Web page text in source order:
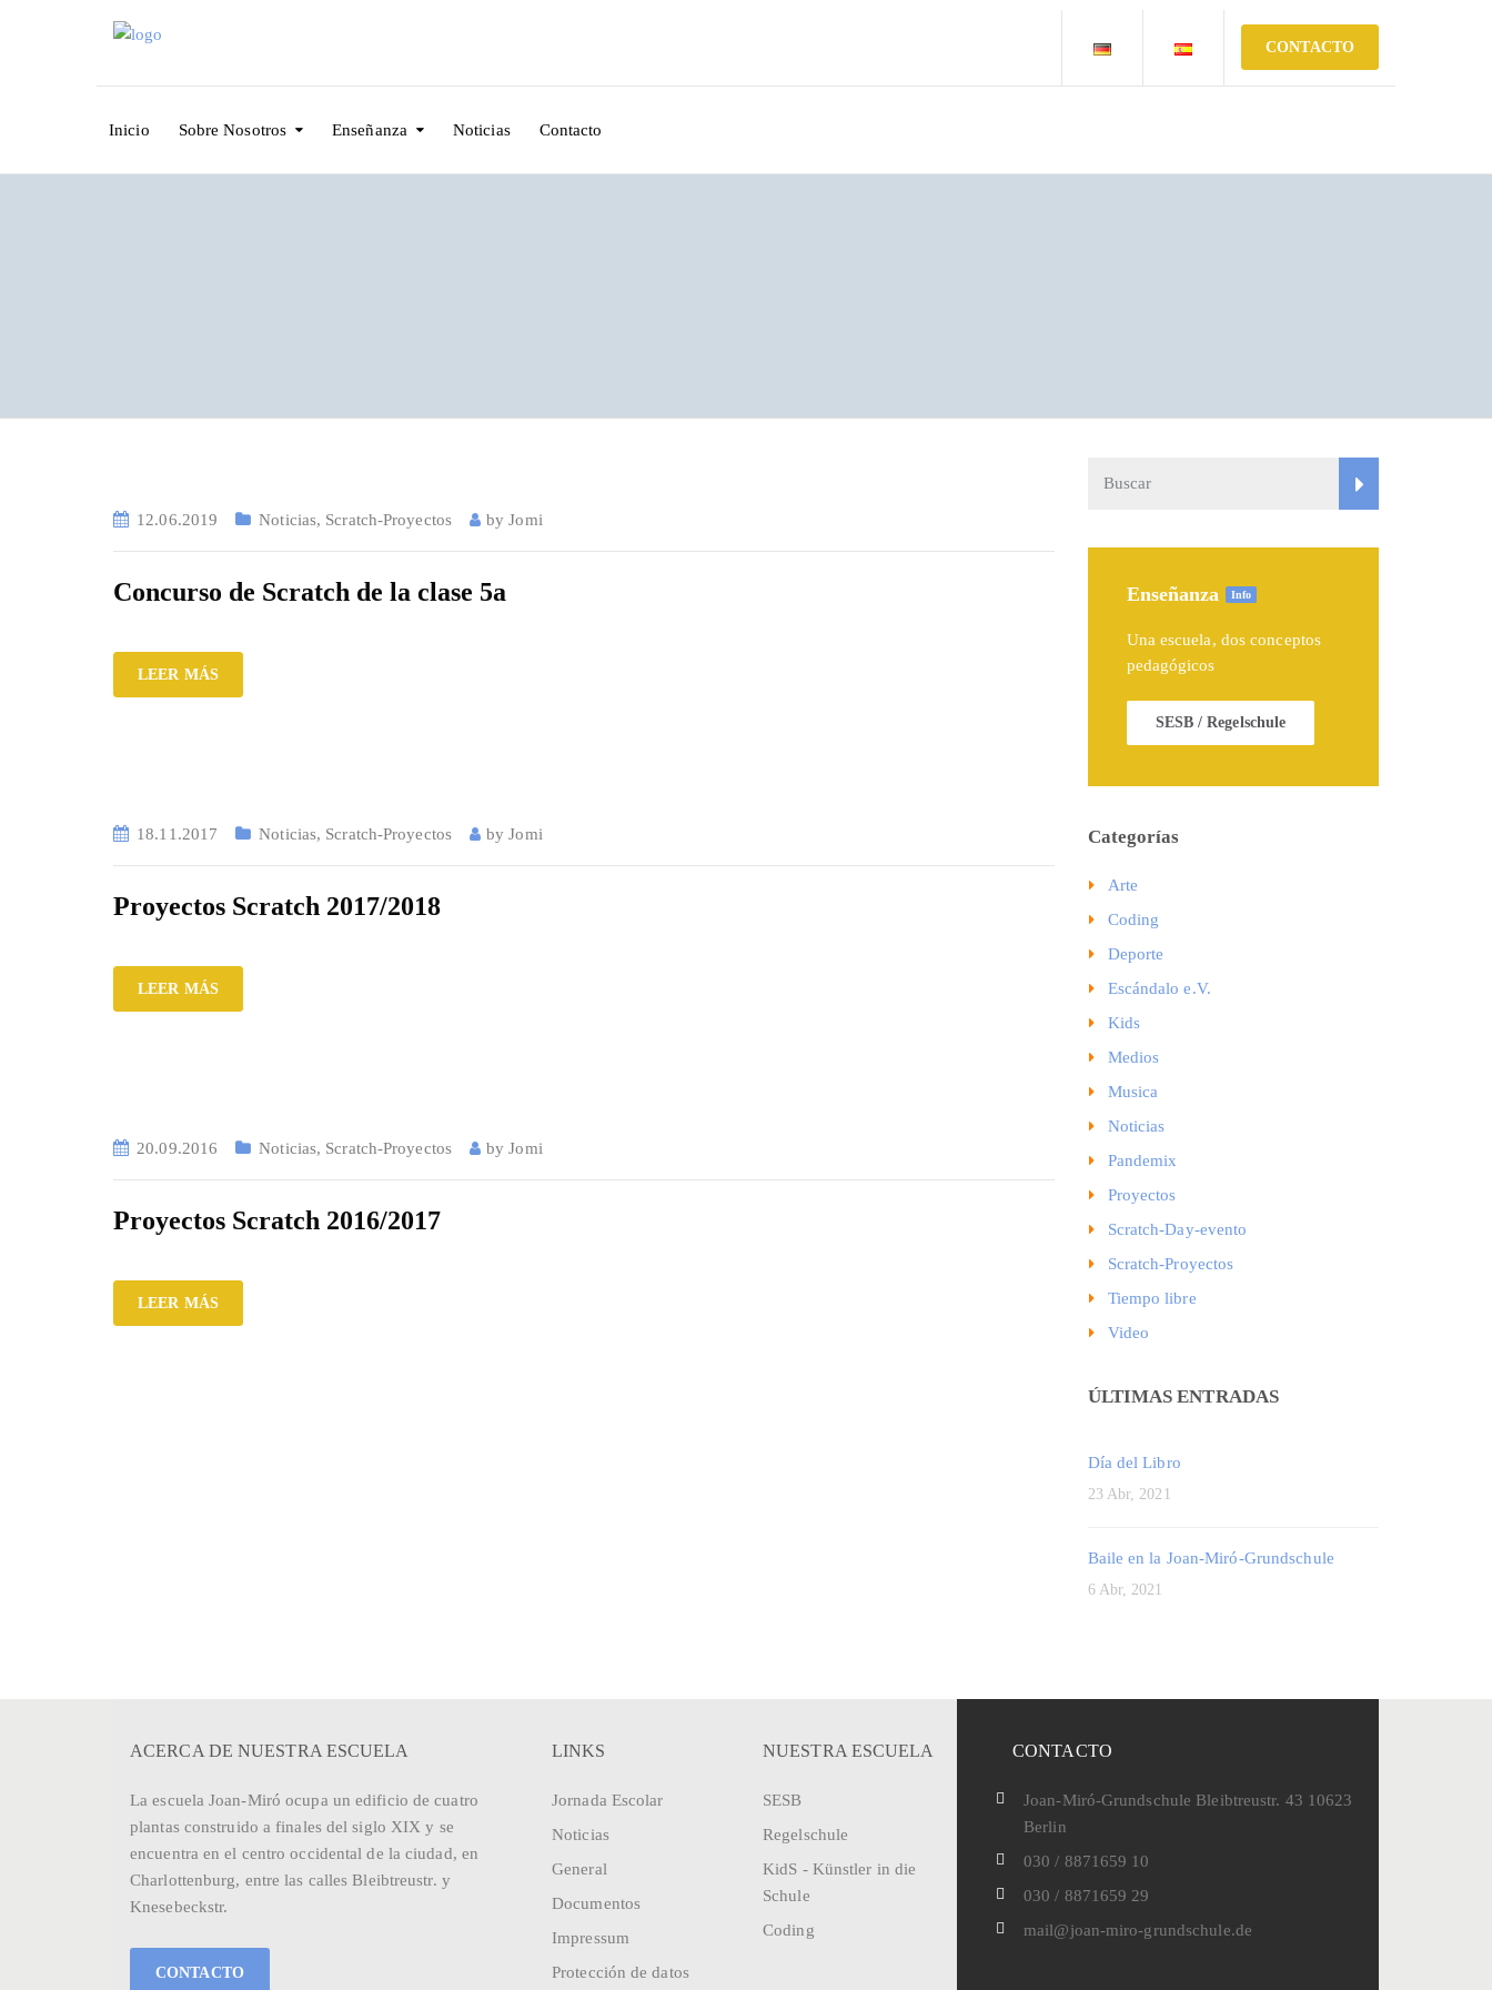
CONTACTO
Inicio Sobre Nosotros Enseñanza Noticias Contacto
12.06.2019 Noticias, Scratch-Proyectos byJomi
Concurso de Scratch de la clase 5a
LEER MÁS
18.11.2017 Noticias, Scratch-Proyectos byJomi
Proyectos Scratch 2017/2018
LEER MÁS
20.09.2016 Noticias, Scratch-Proyectos byJomi
Proyectos Scratch 2016/2017
LEER MÁS
Enseñanza Info
Una escuela, dos conceptos
pedagógicos
SESB / Regelschule
Categorías
Arte
Coding
Deporte
Escándalo e.V.
Kids
Medios
Musica
Noticias
Pandemix
Proyectos
Scratch-Day-evento
Scratch-Proyectos
Tiempo libre
Video
ÚLTIMAS ENTRADAS
Día del Libro
23 Abr, 2021
Baile en la Joan-Miró-Grundschule
6 Abr, 2021
ACERCA DE NUESTRA ESCUELA
La escuela Joan-Miró ocupa un edificio de cuatro
plantas construido a finales del siglo XIX y se
encuentra en el centro occidental de la ciudad, en
Charlottenburg, entre las calles Bleibtreustr. y
Knesebeckstr.
CONTACTO
LINKS
Jornada Escolar
Noticias
General
Documentos
Impressum
Protección de datos
NUESTRA ESCUELA
SESB
Regelschule
KidS - Künstler in die
Schule
Coding
CONTACTO
Joan-Miró-Grundschule Bleibtreustr. 43 10623
Berlin
030 / 8871659 10
030 / 8871659 29
mail@joan-miro-grundschule.de